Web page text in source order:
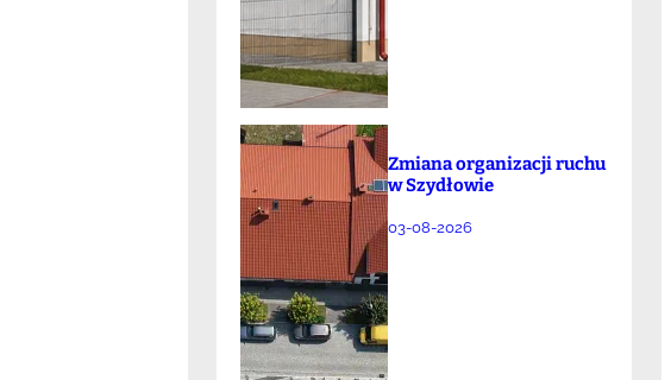
Zmiana organizacji ruchu
w Szydłowie
03-08-2026